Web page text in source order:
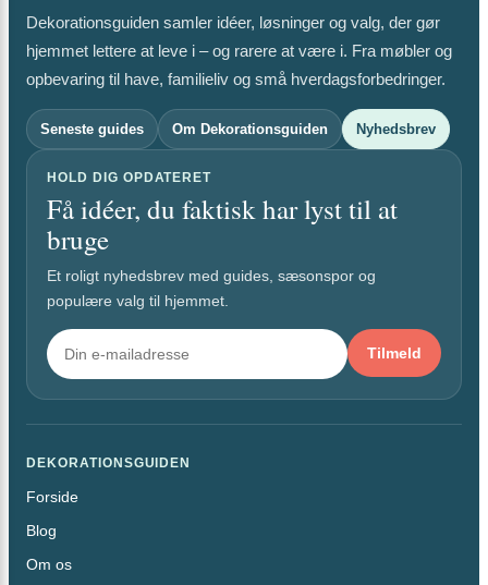
Dekorationsguiden samler idéer, løsninger og valg, der gør
hjemmet lettere at leve i – og rarere at være i. Fra møbler og
opbevaring til have, familieliv og små hverdagsforbedringer.
Seneste guides Om Dekorationsguiden Nyhedsbrev
HOLD DIG OPDATERET
Få idéer, du faktisk har lyst til at
bruge
Et roligt nyhedsbrev med guides, sæsonspor og
populære valg til hjemmet.
Tilmeld
DEKORATIONSGUIDEN
Forside
Blog
Om os